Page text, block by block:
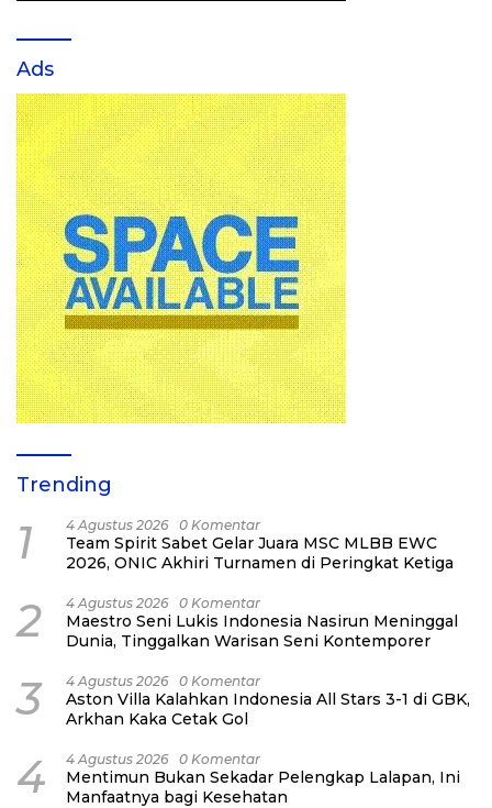
Ads
Trending
1 4 Agustus 2026 0 Komentar
Team Spirit Sabet Gelar Juara MSC MLBB EWC
2026, ONIC Akhiri Turnamen di Peringkat Ketiga
2 4 Agustus 2026 0 Komentar
Maestro Seni Lukis Indonesia Nasirun Meninggal
Dunia, Tinggalkan Warisan Seni Kontemporer
3 4 Agustus 2026 0 Komentar
Aston Villa Kalahkan Indonesia All Stars 3-1 di GBK,
Arkhan Kaka Cetak Gol
4 4 Agustus 2026 0 Komentar
Mentimun Bukan Sekadar Pelengkap Lalapan, Ini
Manfaatnya bagi Kesehatan